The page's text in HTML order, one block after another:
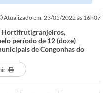
Atualizado em: 23/05/2022 às 16h07
Hortifrutigranjeiros,
período de 12 (doze)
de Congonhas do